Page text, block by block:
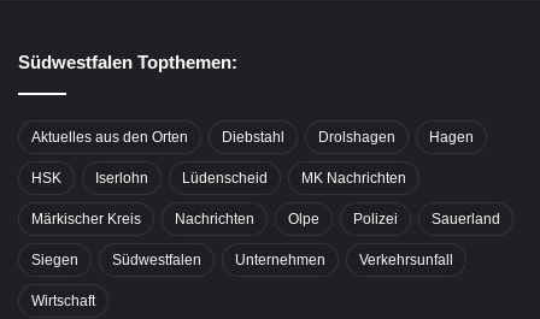
Südwestfalen Topthemen:
Aktuelles aus den Orten Diebstahl Drolshagen Hagen
HSK Iserlohn Lüdenscheid MK Nachrichten
Märkischer Kreis Nachrichten Olpe Polizei Sauerland
Siegen Südwestfalen Unternehmen Verkehrsunfall
Wirtschaft